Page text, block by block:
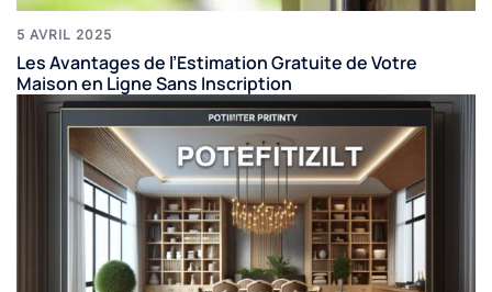
5 AVRIL 2025
Les Avantages de l’Estimation Gratuite de Votre
Maison en Ligne Sans Inscription